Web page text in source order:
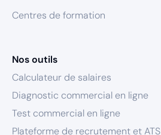
Centres de formation
Nos outils
Calculateur de salaires
Diagnostic commercial en ligne
Test commercial en ligne
Plateforme de recrutement et ATS